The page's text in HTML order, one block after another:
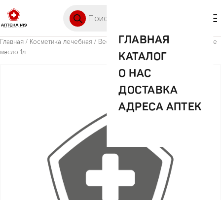
ГЛАВНАЯ
КАТАЛОГ
О НАС
ДОСТАВКА
АДРЕСА АПТЕК
Главная / Косметика лечебная / Веста жидкое мыло хлопок/оливковое
масло 1л